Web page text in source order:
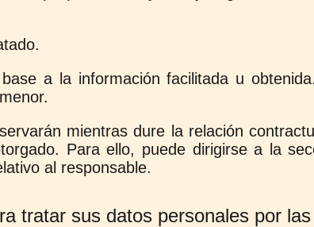
a la información facilitada u
mientras dure la relación
Para ello, puede dirigirse a la
al responsable.
tratar sus datos personales por